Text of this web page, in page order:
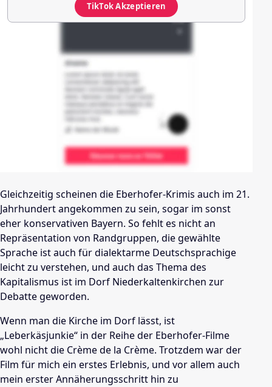
TikTokAkzeptieren
Gleichzeitig scheinen die Eberhofer-Krimis auch im 21.
Jahrhundert angekommen zu sein, sogar im sonst
eher konservativen Bayern. So fehlt es nicht an
Repräsentation von Randgruppen, die gewählte
Sprache ist auch für dialektarme Deutschsprachige
leicht zu verstehen, und auch das Thema des
Kapitalismus ist im Dorf Niederkaltenkirchen zur
Debatte geworden.
Wenn man die Kirche im Dorf lässt, ist
„Leberkäsjunkie“ in der Reihe der Eberhofer-Filme
wohl nicht die Crème de la Crème. Trotzdem war der
Film für mich ein erstes Erlebnis, und vor allem auch
mein erster Annäherungsschritt hin zu